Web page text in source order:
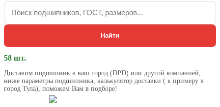
Найти
58 шт.
Доставим подшипник в ваш город (DPD) или другой компанией,
ниже параметры подшипника, калькулятор доставки ( к примеру в
город Тула), поможем Вам в подборе!